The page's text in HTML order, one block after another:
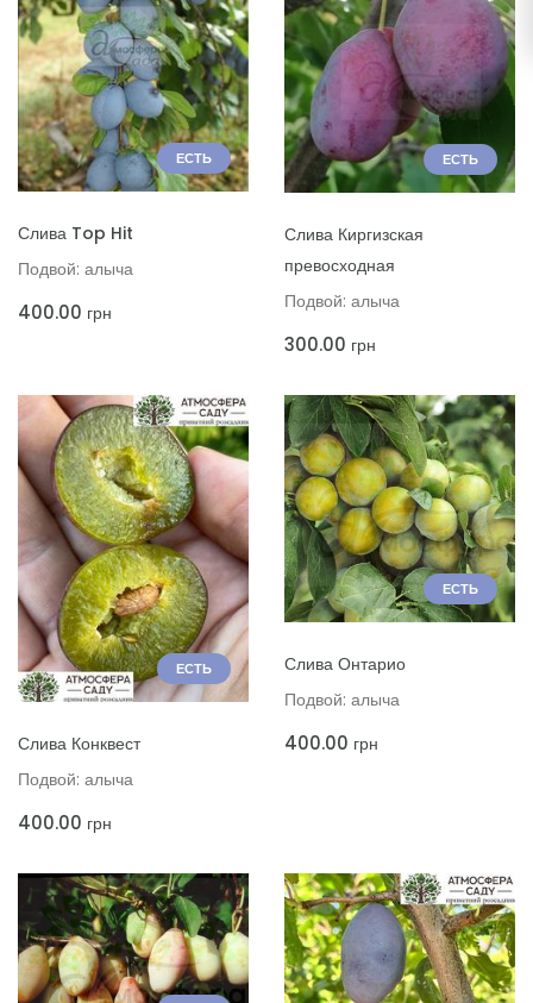
ЕСТЬ
ДОБАВИТЬ В КОРЗИНУ
Слива Top Hit
Подвой: алыча
400.00 грн
ЕСТЬ
Слива Киргизская
превосходная
Подвой: алыча
300.00 грн
ЕСТЬ
Слива Конквест
Подвой: алыча
400.00 грн
ЕСТЬ
Слива Онтарио
Подвой: алыча
400.00 грн